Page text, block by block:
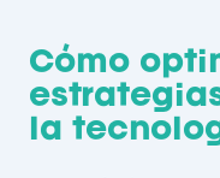
Cómo
la